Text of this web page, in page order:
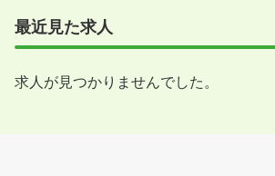
最近見た求人
求人が見つかりませんでした。